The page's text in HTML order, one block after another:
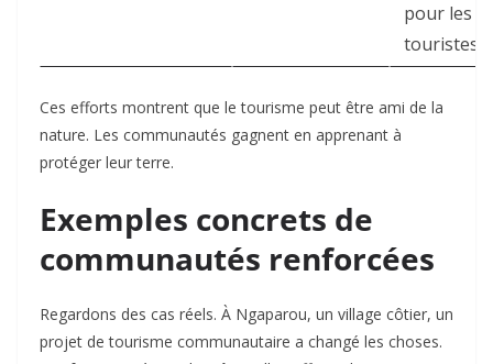
pour les
touristes
Ces efforts montrent que le tourisme peut être ami de la
nature. Les communautés gagnent en apprenant à
protéger leur terre.
Exemples concrets de
communautés renforcées
Regardons des cas réels. À Ngaparou, un village côtier, un
projet de tourisme communautaire a changé les choses.